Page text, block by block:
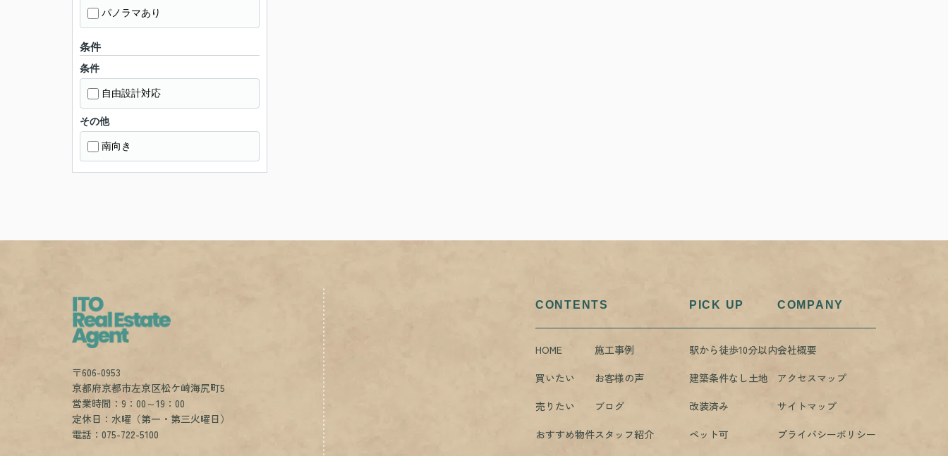
パノラマあり
条件
条件
自由設計対応
その他
南向き
〒606-0953
京都府京都市左京区松ケ崎海尻町5
営業時間：9：00～19：00
定休日：水曜（第一・第三火曜日）
電話：075-722-5100
CONTENTS
HOME
施工事例
買いたい
お客様の声
売りたい
ブログ
おすすめ物件スタッフ紹介
PICK UP
駅から徒歩10分以内
建築条件なし土地
改装済み
ペット可
COMPANY
会社概要
アクセスマップ
サイトマップ
プライバシーポリシー